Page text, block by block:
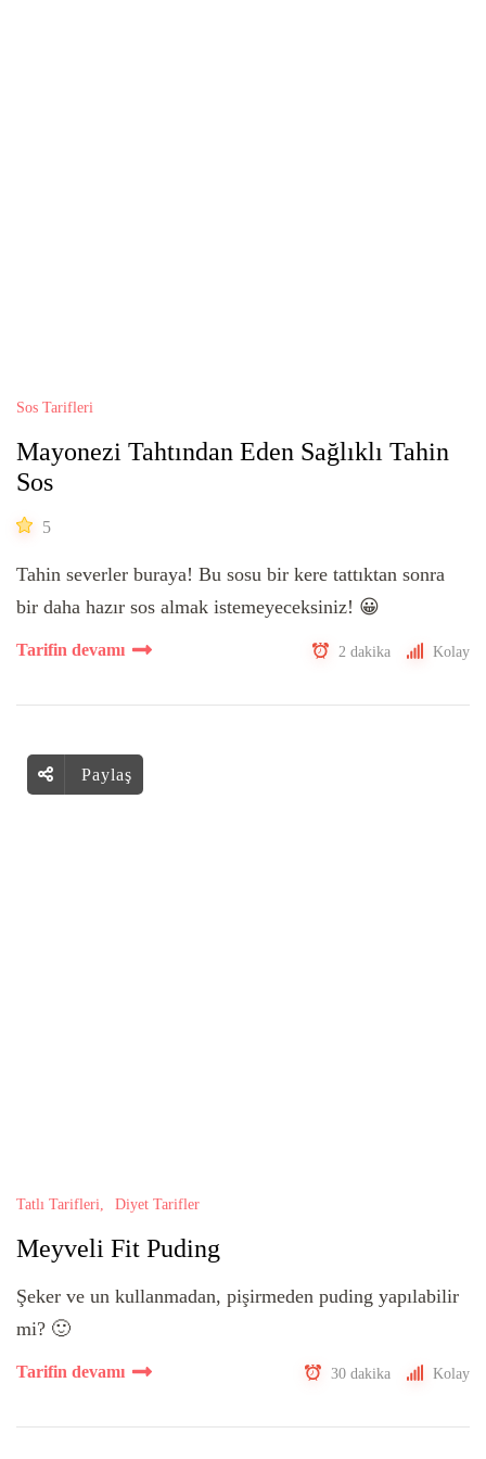
Sos Tarifleri
Mayonezi Tahtından Eden Sağlıklı Tahin
Sos
5
Tahin severler buraya! Bu sosu bir kere tattıktan sonra
bir daha hazır sos almak istemeyeceksiniz! 😀
Tarifin devamı 2 dakika Kolay
Paylaş
Tatlı Tarifleri Diyet Tarifler
Meyveli Fit Puding
Şeker ve un kullanmadan, pişirmeden puding yapılabilir
mi? 🙂
Tarifin devamı 30 dakika Kolay